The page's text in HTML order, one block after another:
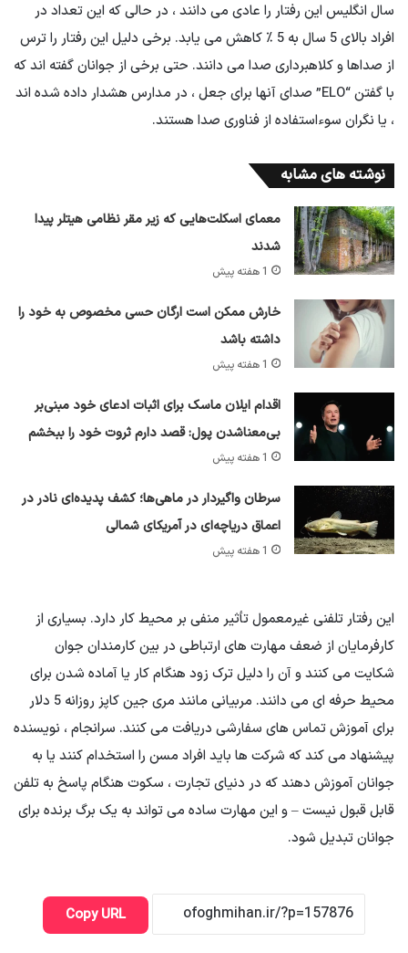
سال انگلیس این رفتار را عادی می دانند ، در حالی که این تعداد در
افراد بالای 5 سال به 5 ٪ کاهش می یابد. برخی دلیل این رفتار را ترس
از صداها و کلاهبرداری صدا می دانند. حتی برخی از جوانان گفته اند که
با گفتن “ELO” صدای آنها برای جعل ، در مدارس هشدار داده شده اند
، یا نگران سوءاستفاده از فناوری صدا هستند.
نوشته های مشابه
معمای اسکلت‌هایی که زیر مقر نظامی هیتلر پیدا
شدند
1 هفته پیش
خارش ممکن است ارگان حسی مخصوص به خود را
داشته باشد
1 هفته پیش
اقدام ایلان ماسک برای اثبات ادعای خود مبنی‌بر
بی‌معناشدن پول: قصد دارم ثروت خود را ببخشم
1 هفته پیش
سرطان واگیردار در ماهی‌ها؛ کشف پدیده‌ای نادر در
اعماق دریاچه‌ای در آمریکای شمالی
1 هفته پیش
این رفتار تلفنی غیرمعمول تأثیر منفی بر محیط کار دارد. بسیاری از
کارفرمایان از ضعف مهارت های ارتباطی در بین کارمندان جوان
شکایت می کنند و آن را دلیل ترک زود هنگام کار یا آماده شدن برای
محیط حرفه ای می دانند. مربیانی مانند مری جین کاپز روزانه 5 دلار
برای آموزش تماس های سفارشی دریافت می کنند. سرانجام ، نویسنده
پیشنهاد می کند که شرکت ها باید افراد مسن را استخدام کنند یا به
جوانان آموزش دهند که در دنیای تجارت ، سکوت هنگام پاسخ به تلفن
قابل قبول نیست – و این مهارت ساده می تواند به یک برگ برنده برای
جوانان تبدیل شود.
Copy URL